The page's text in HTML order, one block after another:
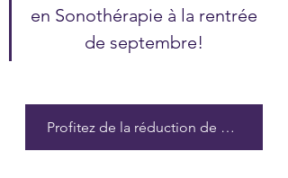
en Sonothérapie à la rentrée
de septembre!
Profitez de la réduction de 40%